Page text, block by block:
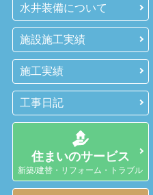
水井装備について
施設施工実績
施工実績
工事日記
住まいのサービス
新築/建替・リフォーム・トラブル